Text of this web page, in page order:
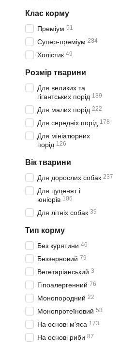
Клас корму
Преміум 51
Супер-преміум 284
Холістик 49
Розмір тварини
Для великих та
гігантських порід 189
Для малих порід 222
Для середніх порід 178
Для мініатюрних
порід 126
Вік тварини
Для дорослих собак 237
Для цуценят і
юніорів 106
Для літніх собак 39
Тип корму
Без курятини 46
Беззерновий 79
Вегетаріанський 3
Гіпоалергенний 76
Монопородний 22
Монопротеїновий 53
На основі м'яса 173
На основі риби 87